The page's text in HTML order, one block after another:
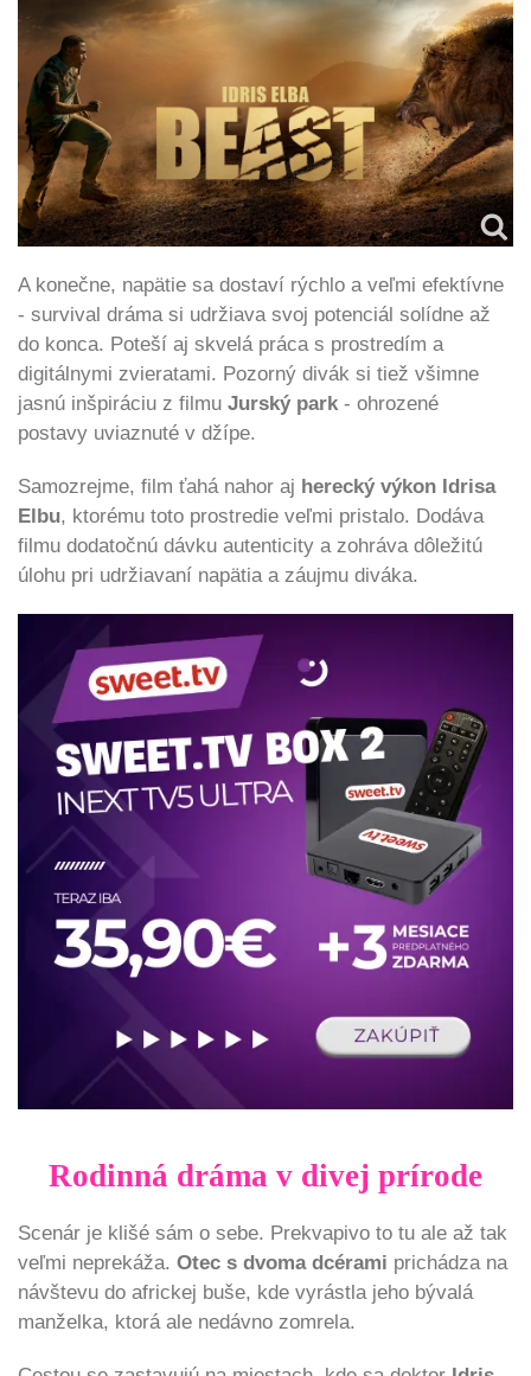
A konečne, napätie sa dostaví rýchlo a veľmi efektívne
- survival dráma si udržiava svoj potenciál solídne až
do konca. Poteší aj skvelá práca s prostredím a
digitálnymi zvieratami. Pozorný divák si tiež všimne
jasnú inšpiráciu z filmu Jurský park- ohrozené
postavy uviaznuté v džípe.
Samozrejme, film ťahá nahor aj herecký výkon Idrisa
Elbu, ktorému toto prostredie veľmi pristalo. Dodáva
filmu dodatočnú dávku autenticity a zohráva dôležitú
úlohu pri udržiavaní napätia a záujmu diváka.
Rodinná dráma v divej prírode
Scenár je klišé sám o sebe. Prekvapivo to tu ale až tak
veľmi neprekáža. Otec s dvoma dcérami prichádza na
návštevu do africkej buše, kde vyrástla jeho bývalá
manželka, ktorá ale nedávno zomrela.